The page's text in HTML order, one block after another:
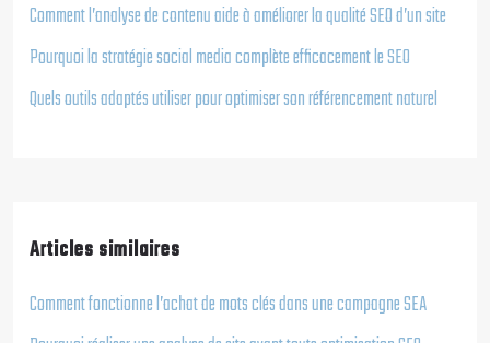
Comment l’analyse de contenu aide à améliorer la qualité SEO d’un site
Pourquoi la stratégie social media complète efficacement le SEO
Quels outils adaptés utiliser pour optimiser son référencement naturel
Articles similaires
Comment fonctionne l’achat de mots clés dans une campagne SEA